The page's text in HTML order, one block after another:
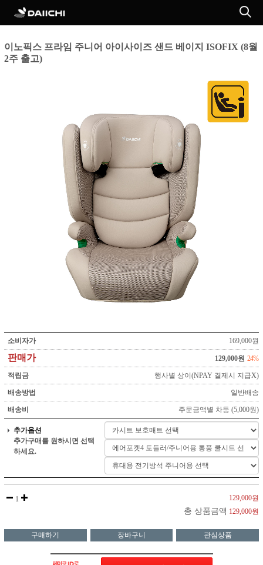
이노픽스 프라임 주니어 아이사이즈 샌드 베이지 ISOFIX (8월
2주 출고)
소비자가 169,000원
판매가 129,000원 24%
적립금 행사별 상이(NPAY 결제시 지급X)
배송방법 일반배송
배송비 주문금액별 차등 (5,000원)
추가옵션
추가구매를 원하시면 선택
하세요.
1 129,000원
총 상품금액 129,000원
구매하기 장바구니 관심상품